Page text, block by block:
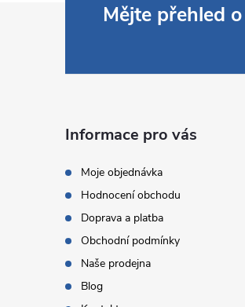
Mějte přehled
Informace pro vás
Moje objednávka
Hodnocení obchodu
Doprava a platba
Obchodní podmínky
Naše prodejna
Blog